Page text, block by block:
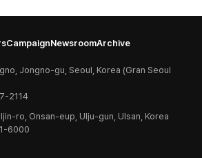
CampaignNewsroomArchive
Jongno-gu, Seoul, Korea (Gran Seoul
2114
ro, Onsan-eup, Ulju-gun, Ulsan, Korea
6000